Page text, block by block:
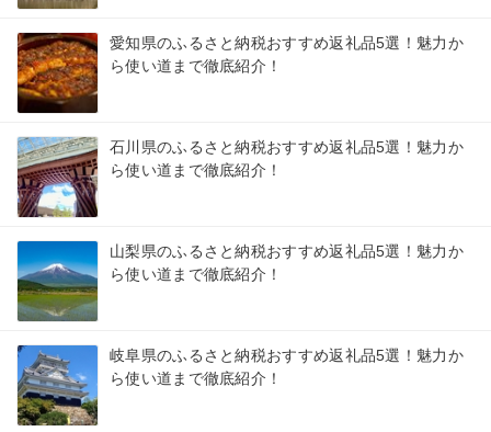
愛知県のふるさと納税おすすめ返礼品5選！魅力か
ら使い道まで徹底紹介！
石川県のふるさと納税おすすめ返礼品5選！魅力か
ら使い道まで徹底紹介！
山梨県のふるさと納税おすすめ返礼品5選！魅力か
ら使い道まで徹底紹介！
岐阜県のふるさと納税おすすめ返礼品5選！魅力か
ら使い道まで徹底紹介！